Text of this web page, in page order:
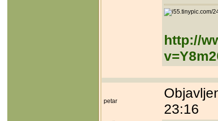
http://
petar
23:16